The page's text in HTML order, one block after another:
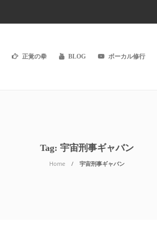
正覚の拳 BLOG ボーカル修行
Tag: 宇宙刑事ギャバン
Home 宇宙刑事ギャバン